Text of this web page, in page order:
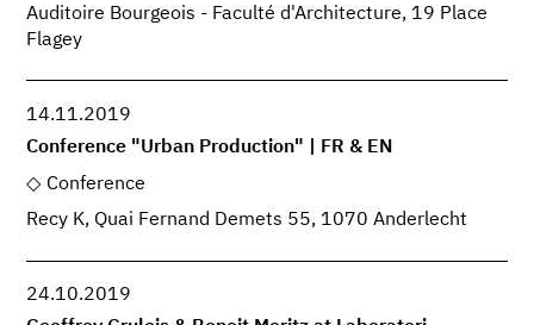
Auditoire Bourgeois - Faculté d'Architecture, 19 Place
Flagey
14.11.2019
Conference "Urban Production" | FR & EN
Conference
Recy K, Quai Fernand Demets 55, 1070 Anderlecht
24.10.2019